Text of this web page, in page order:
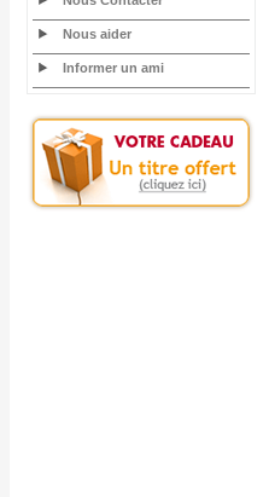
Nous aider
Informer un ami